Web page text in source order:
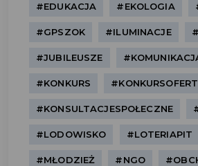
#EDUKACJA #EKOLOGIA
#GPSZOK #ILUMINACJE
#JUBILEUSZE
#KONKURS #KONKURSOFERT
#KONSULTACJESPOŁECZNE
#LODOWISKO #LOTERIAPIT
#MŁODZIEŻ #NGO